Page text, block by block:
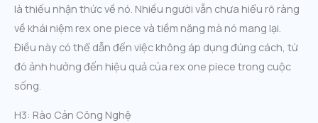
là thiếu nhận thức về nó. Nhiều người vẫn chưa hiểu rõ ràng
về khái niệm rex one piece và tiềm năng mà nó mang lại.
Điều này có thể dẫn đến việc không áp dụng đúng cách, từ
đó ảnh hưởng đến hiệu quả của rex one piece trong cuộc
sống.
H3: Rào Cản Công Nghệ